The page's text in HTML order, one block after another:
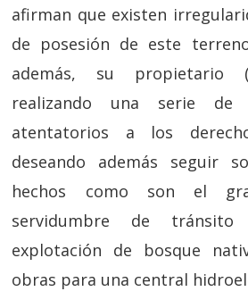
afirman que existen
de posesión de este
además, su propietario
realizando una serie
atentatorios a los
deseando además seguir
hechos como son el
servidumbre de
explotación de bosque
obras para una central